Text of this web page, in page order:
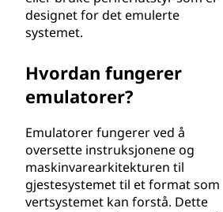
designet for det emulerte
systemet.
Hvordan fungerer
emulatorer?
Emulatorer fungerer ved å
oversette instruksjonene og
maskinvarearkitekturen til
gjestesystemet til et format som
vertsystemet kan forstå. Dette